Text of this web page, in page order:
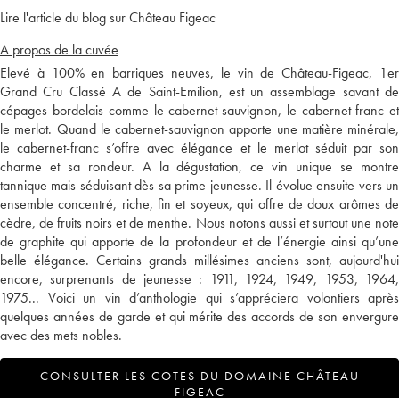
Lire l'article du blog sur Château Figeac
A propos de la cuvée
Elevé à 100% en barriques neuves, le vin de Château-Figeac, 1er
Grand Cru Classé A de Saint-Emilion, est un assemblage savant de
cépages bordelais comme le cabernet-sauvignon, le cabernet-franc et
le merlot. Quand le cabernet-sauvignon apporte une matière minérale,
le cabernet-franc s’offre avec élégance et le merlot séduit par son
charme et sa rondeur. A la dégustation, ce vin unique se montre
tannique mais séduisant dès sa prime jeunesse. Il évolue ensuite vers un
ensemble concentré, riche, fin et soyeux, qui offre de doux arômes de
cèdre, de fruits noirs et de menthe. Nous notons aussi et surtout une note
de graphite qui apporte de la profondeur et de l’énergie ainsi qu’une
belle élégance. Certains grands millésimes anciens sont, aujourd'hui
encore, surprenants de jeunesse : 1911, 1924, 1949, 1953, 1964,
1975... Voici un vin d’anthologie qui s’appréciera volontiers après
quelques années de garde et qui mérite des accords de son envergure
avec des mets nobles.
CONSULTER LES COTES DU DOMAINE CHÂTEAU
FIGEAC